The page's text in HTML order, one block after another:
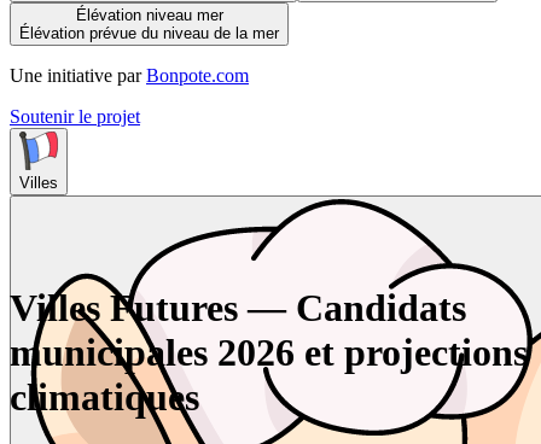
Élévation niveau mer
Élévation prévue du niveau de la mer
Une initiative par Bonpote.com
Soutenir le projet
Villes
Villes Futures — Candidats
municipales 2026 et projections
climatiques